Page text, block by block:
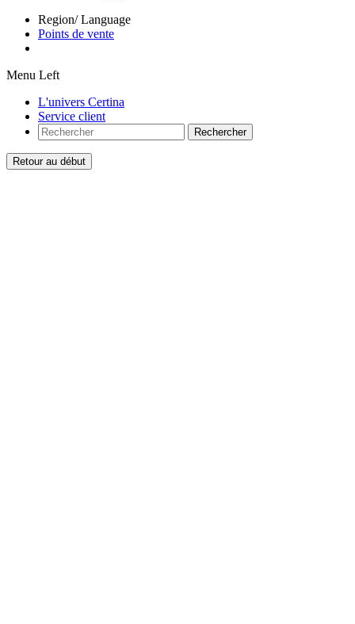
Region/ Language
Points de vente
Menu Left
L'univers Certina
Service client
Rechercher
Retour au début